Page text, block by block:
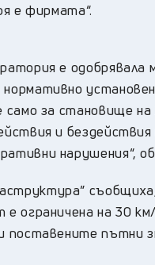
е фирмата“.
е
само за становище
и
нарушения“,
ограничена на 30
поставените пътни